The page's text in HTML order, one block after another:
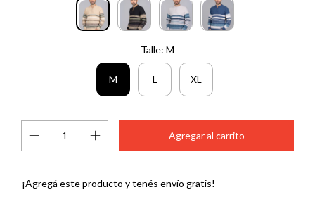
Talle: M
M L XL
¡Agregá este producto ytenés envío gratis!